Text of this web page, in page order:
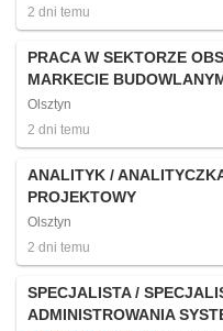
2 dni temu
PRACA W SEKTORZE
MARKECIE
Olsztyn
2 dni temu
ANALITYK /
PROJEKTOWY
Olsztyn
2 dni temu
SPECJALISTA /
ADMINISTROWANIA